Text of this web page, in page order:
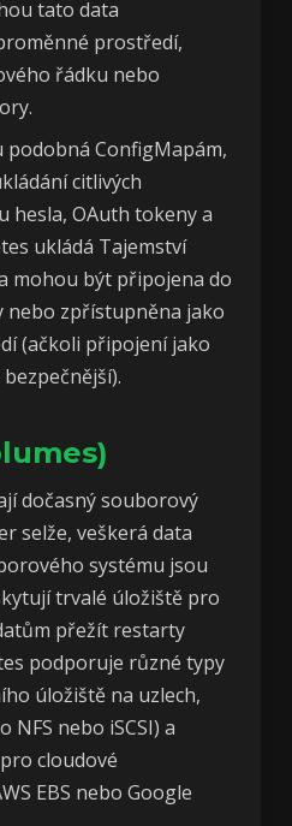
tato data
prostředí,
řádku nebo
podobná ConfigMapám,
citlivých
hesla, OAuth tokeny a
ukládá Tajemství
mohou být připojena do
nebo zpřístupněna jako
(ačkoli připojení jako
dočasný souborový
selže, veškerá data
systému jsou
trvalé úložiště pro
přežít restarty
podporuje různé typy
úložiště na uzlech,
nebo iSCSI) a
cloudové
EBS nebo Google